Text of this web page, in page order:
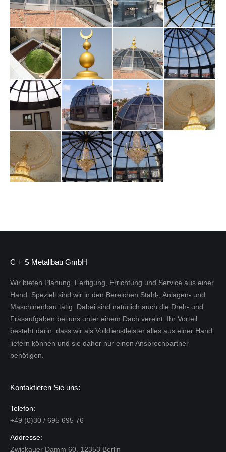
C + S Metallbau GmbH
Wir bieten Planung, Fertigung, Errichtung und Service aus einer
Hand. Speziell sind wir in den Bereichen Stahl-, Anlagen- und
Maschinenbau tätig. Dabei sind natürlich auch die Dreh- und
Fräsaufgaben bei uns unter einem Dach vereint. Ihr Vorteil
besteht darin, dass wir als Volldienstleister alles aus einer Hand
liefern können und sie daher nur einen Ansprechpartner
benötigen.
Kontaktieren Sie uns:
Telefon:
+49 (0)30 / 695 695 76
Addresse:
Zwickauer Damm 60, 12353 Berlin